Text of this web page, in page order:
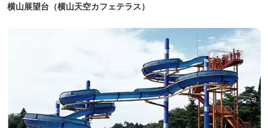
横山展望台（横山天空カフェテラス）